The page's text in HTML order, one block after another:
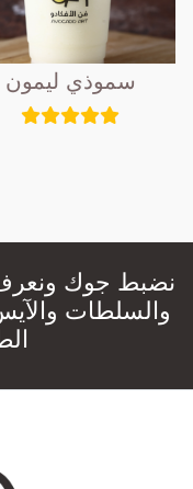
سموذي ليمون
نضبط جوك
والسلطات